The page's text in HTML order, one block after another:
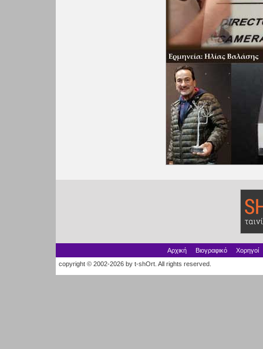
Αρχική Βιογραφικό
Χορηγοί
copyright © 2002-2026 by t-shOrt. All rights reserved.